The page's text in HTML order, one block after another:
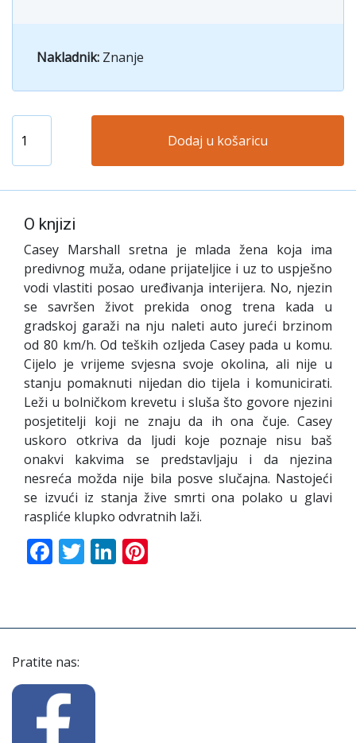
Nakladnik: Znanje
Dodaj u košaricu
O knjizi
Casey Marshall sretna je mlada žena koja ima
predivnog muža, odane prijateljice i uz to uspješno
vodi vlastiti posao uređivanja interijera. No, njezin
se savršen život prekida onog trena kada u
gradskoj garaži na nju naleti auto jureći brzinom
od 80 km/h. Od teških ozljeda Casey pada u komu.
Cijelo je vrijeme svjesna svoje okolina, ali nije u
stanju pomaknuti nijedan dio tijela i komunicirati.
Leži u bolničkom krevetu i sluša što govore njezini
posjetitelji koji ne znaju da ih ona čuje. Casey
uskoro otkriva da ljudi koje poznaje nisu baš
onakvi kakvima se predstavljaju i da njezina
nesreća možda nije bila posve slučajna. Nastojeći
se izvući iz stanja žive smrti ona polako u glavi
raspliće klupko odvratnih laži.
Facebook
TwitterLinkedIn
Pratite nas: